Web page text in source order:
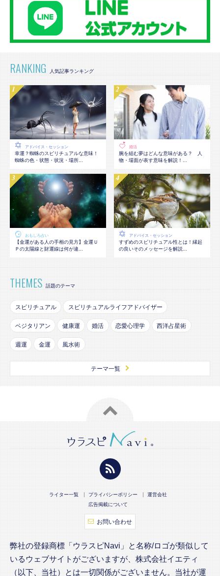
RANKING
アドバイス・セッション
幸運？蜘蛛のスピリチュアルな意味！
蜘蛛の色・状態・状況・場所...
婚活
腕を組む夢はどんな意味がある？ 人
物・場面が表す意味を解説！...
おもしろ占い
【金運がある人の手相の見方】金運Ｕ
Ｐの太陽線と財運線は何が違...
アドバイス・セッション
すずめのスピリチュアル性とは！縁起
の良いそのメッセージを解説...
THEMES 話題のテーマ
スピリチュアル スピリチュアルライフアドバイザー
ベジタリアン 健康運 婚活 恋愛心理学 西洋占星術
週運 金運 風水術
テーマ一覧
ライター一覧 プライバシーポリシー
運営会社
広告掲載について
お問い合わせ
弊社の登録商標「ウラスピNavi」と名称/ロゴが類似して
いるウェブサイトがございますが、株式会社イエティ
（以下、当社）とは一切関係がございません。当社が運